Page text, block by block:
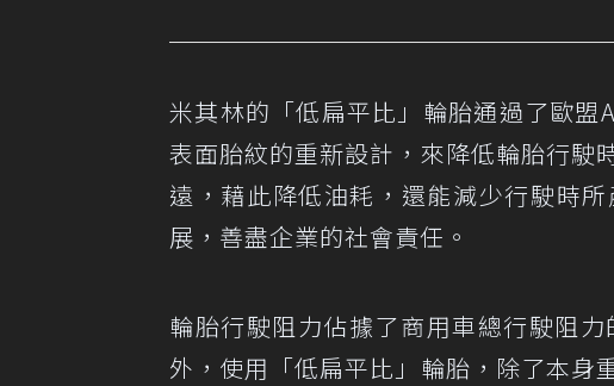
米其林的「低扁平比」輪胎通過了歐
表面胎紋的重新設計，來降低輪胎行駛
遠，藉此降低油耗，還能減少行駛時
展，善盡企業的社會責任。
輪胎行駛阻力佔據了商用車總行駛阻
外，使用「低扁平比」輪胎，除了本身